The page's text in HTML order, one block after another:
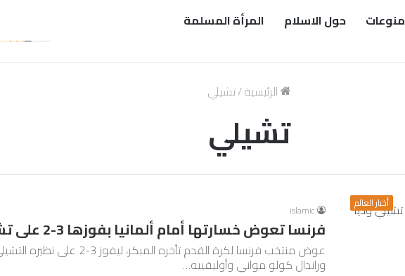
منوعات حول الاسلام المرأة المسلمة
الرئيسية/تشيلي
تشيلي
أخبار العالم islamic
فرنسا تعوض خسارتها أمام ألمانيا بفوزها 3-2 على تشيلي وديا
عوض منتخب فرنسا لكرة القدم
وراندال كولو مواني وأوليفييه…